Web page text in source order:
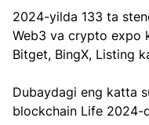
2024-yilda 133 ta
Web3 va crypto expo
Bitget, BingX, Listing
Dubaydagi eng katta
blockchain Life 2024-